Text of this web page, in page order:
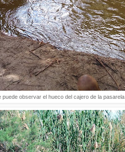
puede observar el hueco del cajero de la pasarela